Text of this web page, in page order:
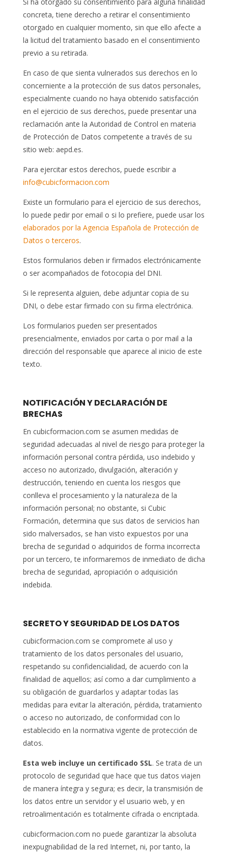
concreta, tiene derecho a retirar el consentimiento
otorgado en cualquier momento, sin que ello afecte a
la licitud del tratamiento basado en el consentimiento
previo a su retirada.
En caso de que sienta vulnerados sus derechos en lo
concerniente a la protección de sus datos personales,
especialmente cuando no haya obtenido satisfacción
en el ejercicio de sus derechos, puede presentar una
reclamación ante la Autoridad de Control en materia
de Protección de Datos competente a través de su
sitio web: aepd.es.
Para ejercitar estos derechos, puede escribir a
info@cubicformacion.com
Existe un formulario para el ejercicio de sus derechos,
lo puede pedir por email o si lo prefiere, puede usar los
elaborados por la Agencia Española de Protección de
Datos o terceros.
Estos formularios deben ir firmados electrónicamente
o ser acompañados de fotocopia del DNI.
Si le representa alguien, debe adjuntar copia de su
DNI, o debe estar firmado con su firma electrónica.
Los formularios pueden ser presentados
presencialmente, enviados por carta o por mail a la
dirección del responsable que aparece al inicio de este
texto.
NOTIFICACIÓN Y DECLARACIÓN DE
BRECHAS
En cubicformacion.com se asumen medidas de
seguridad adecuadas al nivel de riesgo para proteger la
información personal contra pérdida, uso indebido y
acceso no autorizado, divulgación, alteración y
destrucción, teniendo en cuenta los riesgos que
conlleva el procesamiento y la naturaleza de la
información personal; no obstante, si Cubic
Formación, determina que sus datos de servicios han
sido malversados, se han visto expuestos por una
brecha de seguridad o adquiridos de forma incorrecta
por un tercero, te informaremos de inmediato de dicha
brecha de seguridad, apropiación o adquisición
indebida.
SECRETO Y SEGURIDAD DE LOS DATOS
cubicformacion.com se compromete al uso y
tratamiento de los datos personales del usuario,
respetando su confidencialidad, de acuerdo con la
finalidad de aquellos; así como a dar cumplimiento a
su obligación de guardarlos y adaptar todas las
medidas para evitar la alteración, pérdida, tratamiento
o acceso no autorizado, de conformidad con lo
establecido en la normativa vigente de protección de
datos.
Esta web incluye un certificado SSL. Se trata de un
protocolo de seguridad que hace que tus datos viajen
de manera íntegra y segura; es decir, la transmisión de
los datos entre un servidor y el usuario web, y en
retroalimentación es totalmente cifrada o encriptada.
cubicformacion.com no puede garantizar la absoluta
inexpugnabilidad de la red Internet, ni, por tanto, la